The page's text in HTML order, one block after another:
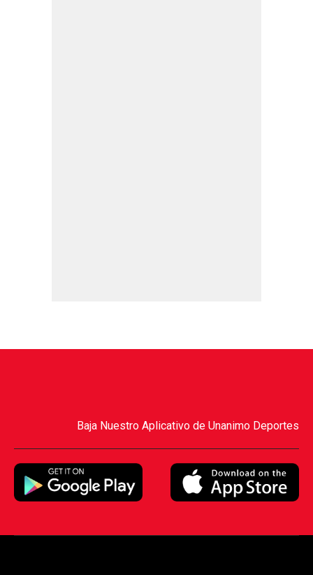
Baja Nuestro Aplicativo de Unanimo Deportes